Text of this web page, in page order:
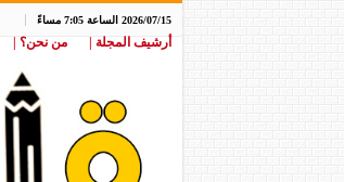
2026/07/15 الساعة 7:05 مساءً
أرشيف المجلة | من نحن؟ |